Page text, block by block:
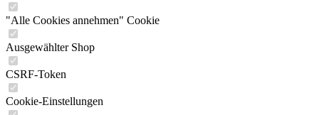
"Alle Cookies annehmen" Cookie
Ausgewählter Shop
CSRF-Token
Cookie-Einstellungen